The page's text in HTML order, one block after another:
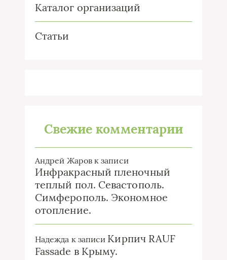
Каталог организаций
Статьи
Свежие комментарии
Андрей Жаровк записи
Инфракрасный пленочный
теплый пол. Севастополь.
Симферополь. Экономное
отопление.
Надежда к записи Кирпич RAUF
Fassade в Крыму.